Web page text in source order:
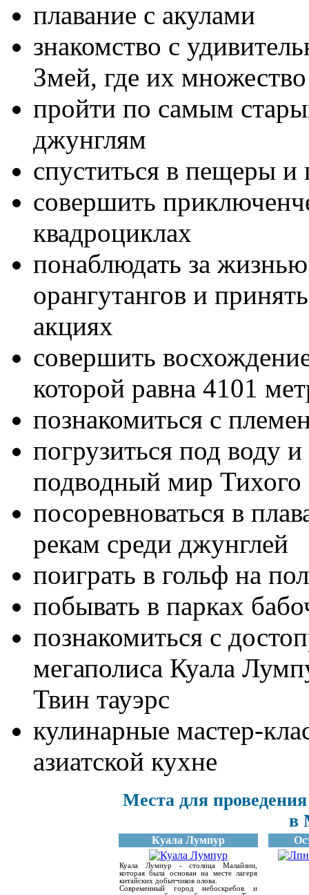
плавание с акулами
знакомство с
Змей, где их множество
пройти по самым
джунглям
спуститься в пещеры и
совершить
квадроциклах
понаблюдать за
орангутангов и
акциях
совершить
которой равна 4101
познакомиться с
погрузиться под воду
подводный мир Тихого
посоревноваться в
рекам среди джунглей
поиграть в гольф на
побывать в парках
познакомиться с
мегаполиса Куала
Твин тауэрс
кулинарные мастер-
азиатской кухне
Места для
в
Куала Лумпур
Куала Лумпур - столица Малайзии,
которая была основан на месте лагеря
китайских добытчиков олова.
Современный город небоскребов и